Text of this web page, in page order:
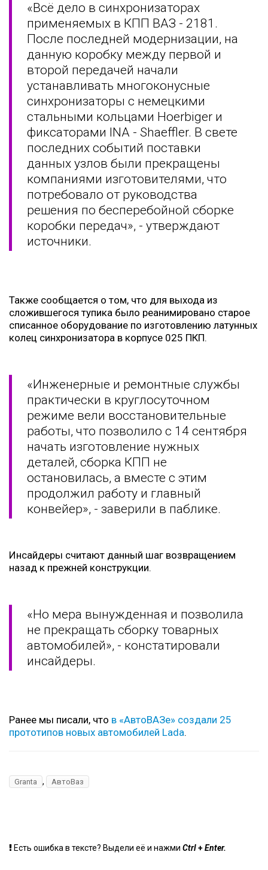
«Всë дело в синхронизаторах
применяемых в КПП ВАЗ - 2181.
После последней модернизации, на
данную коробку между первой и
второй передачей начали
устанавливать многоконусные
синхронизаторы с немецкими
стальными кольцами Hoerbiger и
фиксаторами INA - Shaeffler. В свете
последних событий поставки
данных узлов были прекращены
компаниями изготовителями, что
потребовало от руководства
решения по бесперебойной сборке
коробки передач», - утверждают
источники.
Также сообщается о том, что для выхода из
сложившегося тупика было реанимировано старое
списанное оборудование по изготовлению латунных
колец синхронизатора в корпусе 025 ПКП.
«Инженерные и ремонтные службы
практически в круглосуточном
режиме вели восстановительные
работы, что позволило с 14 сентября
начать изготовление нужных
деталей, сборка КПП не
остановилась, а вместе с этим
продолжил работу и главный
конвейер», - заверили в паблике.
Инсайдеры считают данный шаг возвращением
назад к прежней конструкции.
«Но мера вынужденная и позволила
не прекращать сборку товарных
автомобилей», - констатировали
инсайдеры.
Ранее мы писали, что в «АвтоВАЗе» создали 25
прототипов новых автомобилей Lada.
Granta , АвтоВаз
Есть ошибка в тексте? Выдели её и нажми Ctrl+Enter.